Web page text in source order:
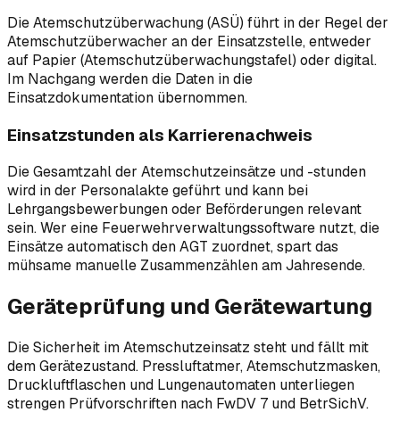
Die Atemschutzüberwachung (ASÜ) führt in der Regel der
Atemschutzüberwacher an der Einsatzstelle, entweder
auf Papier (Atemschutzüberwachungstafel) oder digital.
Im Nachgang werden die Daten in die
Einsatzdokumentation übernommen.
Einsatzstunden als Karrierenachweis
Die Gesamtzahl der Atemschutzeinsätze und -stunden
wird in der Personalakte geführt und kann bei
Lehrgangsbewerbungen oder Beförderungen relevant
sein. Wer eine Feuerwehrverwaltungssoftware nutzt, die
Einsätze automatisch den AGT zuordnet, spart das
mühsame manuelle Zusammenzählen am Jahresende.
Geräteprüfung und Gerätewartung
Die Sicherheit im Atemschutzeinsatz steht und fällt mit
dem Gerätezustand. Pressluftatmer, Atemschutzmasken,
Druckluftflaschen und Lungenautomaten unterliegen
strengen Prüfvorschriften nach FwDV 7 und BetrSichV.